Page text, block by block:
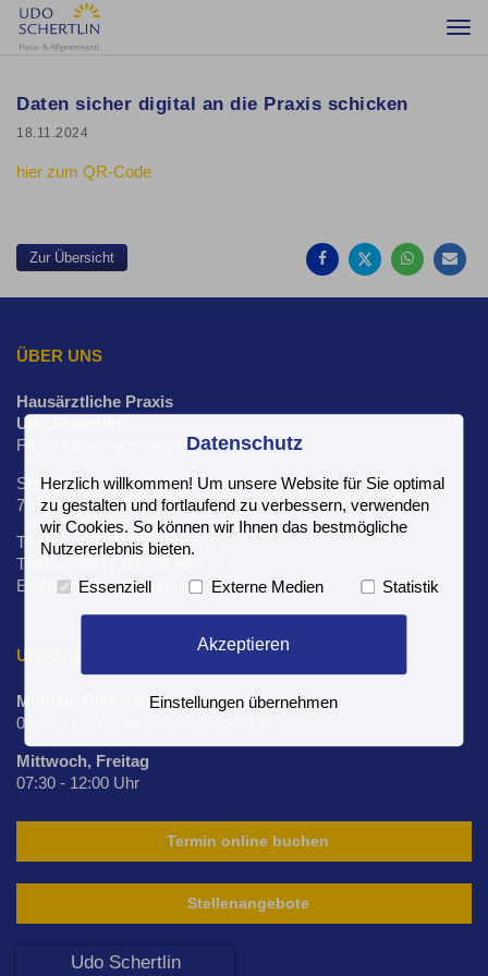
Daten sicher digital an die Praxis schicken
18.11.2024
hier zum QR-Code
Zur Übersicht
teilen
teilen
teilen
ÜBER UNS
Hausärztliche Praxis
Udo Schertlin
FA für Allgemeinmedizin
Stockstr. 2
73312 Geislingen
Telefon:+49 (7331) 98 48 70
Telefax:+49 (7331) 98 48 712
E-Mail:info@schertlin.com
UNSERE PRAXISÖFFNUNGSZEITEN
Montag, Dienstag, Donnerstag
07:30 - 12:00 Uhr | 14:00 - 18:00 Uhr
Mittwoch, Freitag
07:30 - 12:00 Uhr
Termin online buchen
Stellenangebote
Udo Schertlin
Datenschutz
Herzlich willkommen! Um unsere Website für Sie optimal
zu gestalten und fortlaufend zu verbessern, verwenden
wir Cookies. So können wir Ihnen das bestmögliche
Nutzererlebnis bieten.
Essenziell Externe Medien Statistik
Akzeptieren
Einstellungen übernehmen